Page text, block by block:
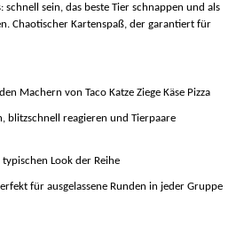
sein, das beste Tier schnappen und als
Chaotischer Kartenspaß, der garantiert für
Machern von Taco Katze Ziege Käse Pizza
blitzschnell reagieren und Tierpaare
Look der Reihe
für ausgelassene Runden in jeder Gruppe